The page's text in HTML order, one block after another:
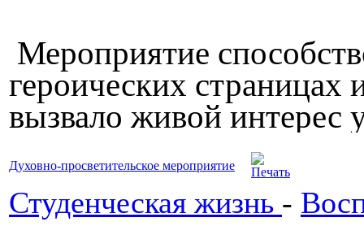
Мероприятие
героических
вызвало живой интерес
Духовно-просветительское мероприятие
Студенческая жизнь -